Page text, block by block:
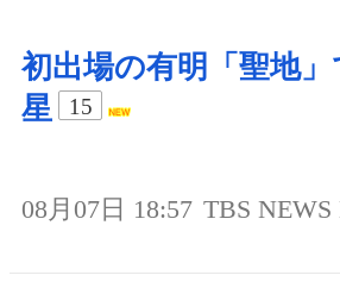
初出場の有明「聖地」
星
15
08月07日 18:57 TBS NEWS